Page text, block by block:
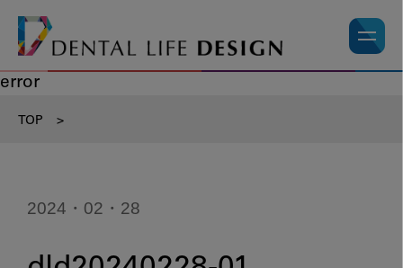
error
TOP >
2024・02・28